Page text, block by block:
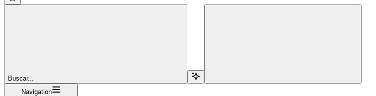
Buscar...
Navigation